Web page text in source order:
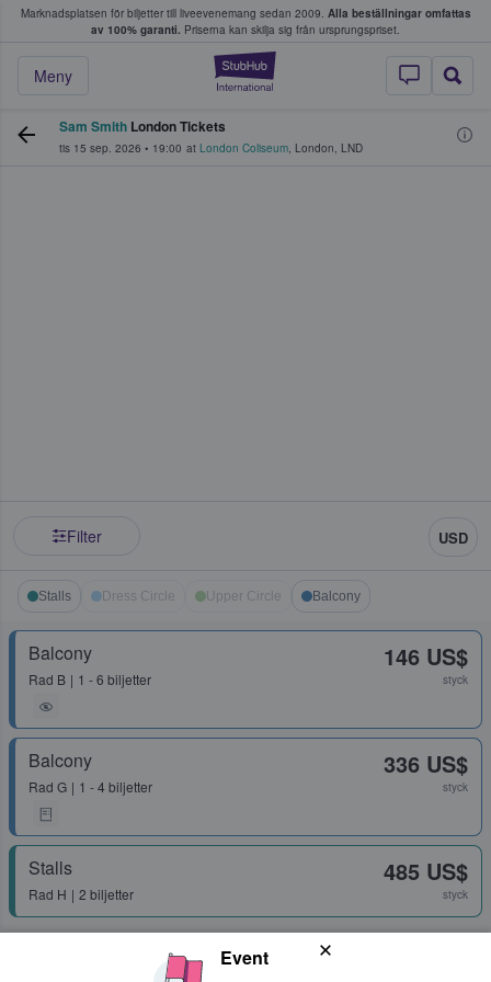
Marknadsplatsen för biljetter till liveevenemang sedan 2009. Alla beställningar omfattas
av 100% garanti. Priserna kan skilja sig från ursprungspriset.
StubHub – där
Meny
köper och säljer biljetter.
Sam Smith London Tickets
tis 15 sep. 2026 • 19:00 at London Coliseum, London, LND
Filter USD
Stalls Dress Circle Upper Circle Balcony
Balcony
Rad B 1 - 6 biljetter
146 US$
styck
Balcony
Rad G 1 - 4 biljetter
336 US$
styck
Stalls
Rad H 2 biljetter
485 US$
styck
Event